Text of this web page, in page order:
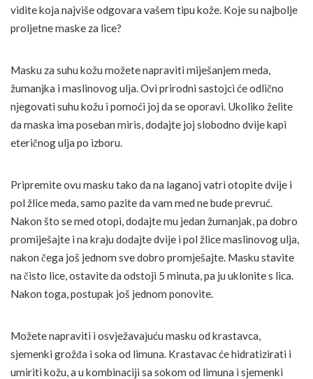
vidite koja najviše odgovara vašem tipu kože. Koje su najbolje
proljetne maske za lice?
Masku za suhu kožu možete napraviti miješanjem meda,
žumanjka i maslinovog ulja. Ovi prirodni sastojci će odlično
njegovati suhu kožu i pomoći joj da se oporavi. Ukoliko želite
da maska ima poseban miris, dodajte joj slobodno dvije kapi
eteričnog ulja po izboru.
Pripremite ovu masku tako da na laganoj vatri otopite dvije i
pol žlice meda, samo pazite da vam med ne bude prevruć.
Nakon što se med otopi, dodajte mu jedan žumanjak, pa dobro
promiješajte i na kraju dodajte dvije i pol žlice maslinovog ulja,
nakon čega još jednom sve dobro promješajte. Masku stavite
na čisto lice, ostavite da odstoji 5 minuta, pa ju uklonite s lica.
Nakon toga, postupak još jednom ponovite.
Možete napraviti i osvježavajuću masku od krastavca,
sjemenki grožđa i soka od limuna. Krastavac će hidratizirati i
umiriti kožu, a u kombinaciji sa sokom od limuna i sjemenki